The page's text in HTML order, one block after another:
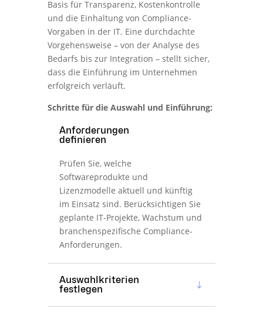
Basis für Transparenz, Kostenkontrolle
und die Einhaltung von Compliance-
Vorgaben in der IT. Eine durchdachte
Vorgehensweise – von der Analyse des
Bedarfs bis zur Integration – stellt sicher,
dass die Einführung im Unternehmen
erfolgreich verläuft.
Schritte für die Auswahl und Einführung:
Anforderungen
definieren
Prüfen Sie, welche
Softwareprodukte und
Lizenzmodelle aktuell und künftig
im Einsatz sind. Berücksichtigen Sie
geplante IT-Projekte, Wachstum und
branchenspezifische Compliance-
Anforderungen.
Auswahlkriterien
festlegen